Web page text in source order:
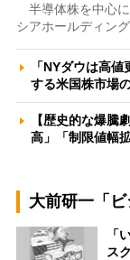
半導体株を中心
シアホールディン
「NYダウは高
する米国株市
【歴史的な爆騰
高」「制限値
大前研一「
「
ス